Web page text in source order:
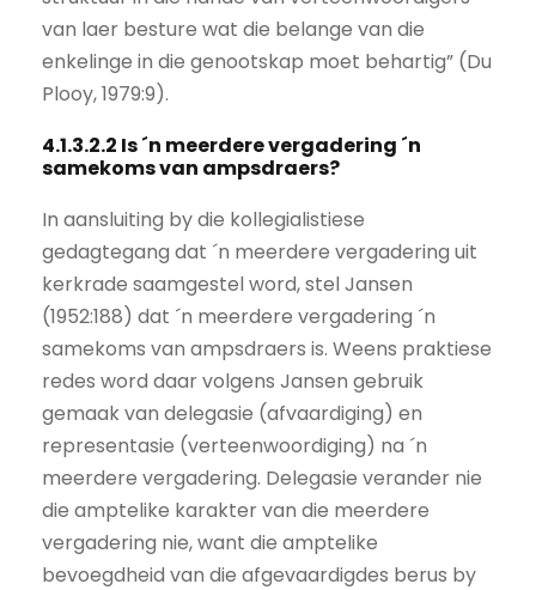
van laer besture wat die belange van die
enkelinge in die genootskap moet behartig” (Du
Plooy, 1979:9).
4.1.3.2.2 Is ´n meerdere vergadering ´n
samekoms van ampsdraers?
In aansluiting by die kollegialistiese
gedagtegang dat ´n meerdere vergadering uit
kerkrade saamgestel word, stel Jansen
(1952:188) dat ´n meerdere vergadering ´n
samekoms van ampsdraers is. Weens praktiese
redes word daar volgens Jansen gebruik
gemaak van delegasie (afvaardiging) en
representasie (verteenwoordiging) na ´n
meerdere vergadering. Delegasie verander nie
die amptelike karakter van die meerdere
vergadering nie, want die amptelike
bevoegdheid van die afgevaardigdes berus by